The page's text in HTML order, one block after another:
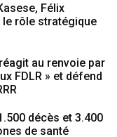
Félix
rôle stratégique
au renvoie par
FDLR » et défend
décès et 3.400
de santé